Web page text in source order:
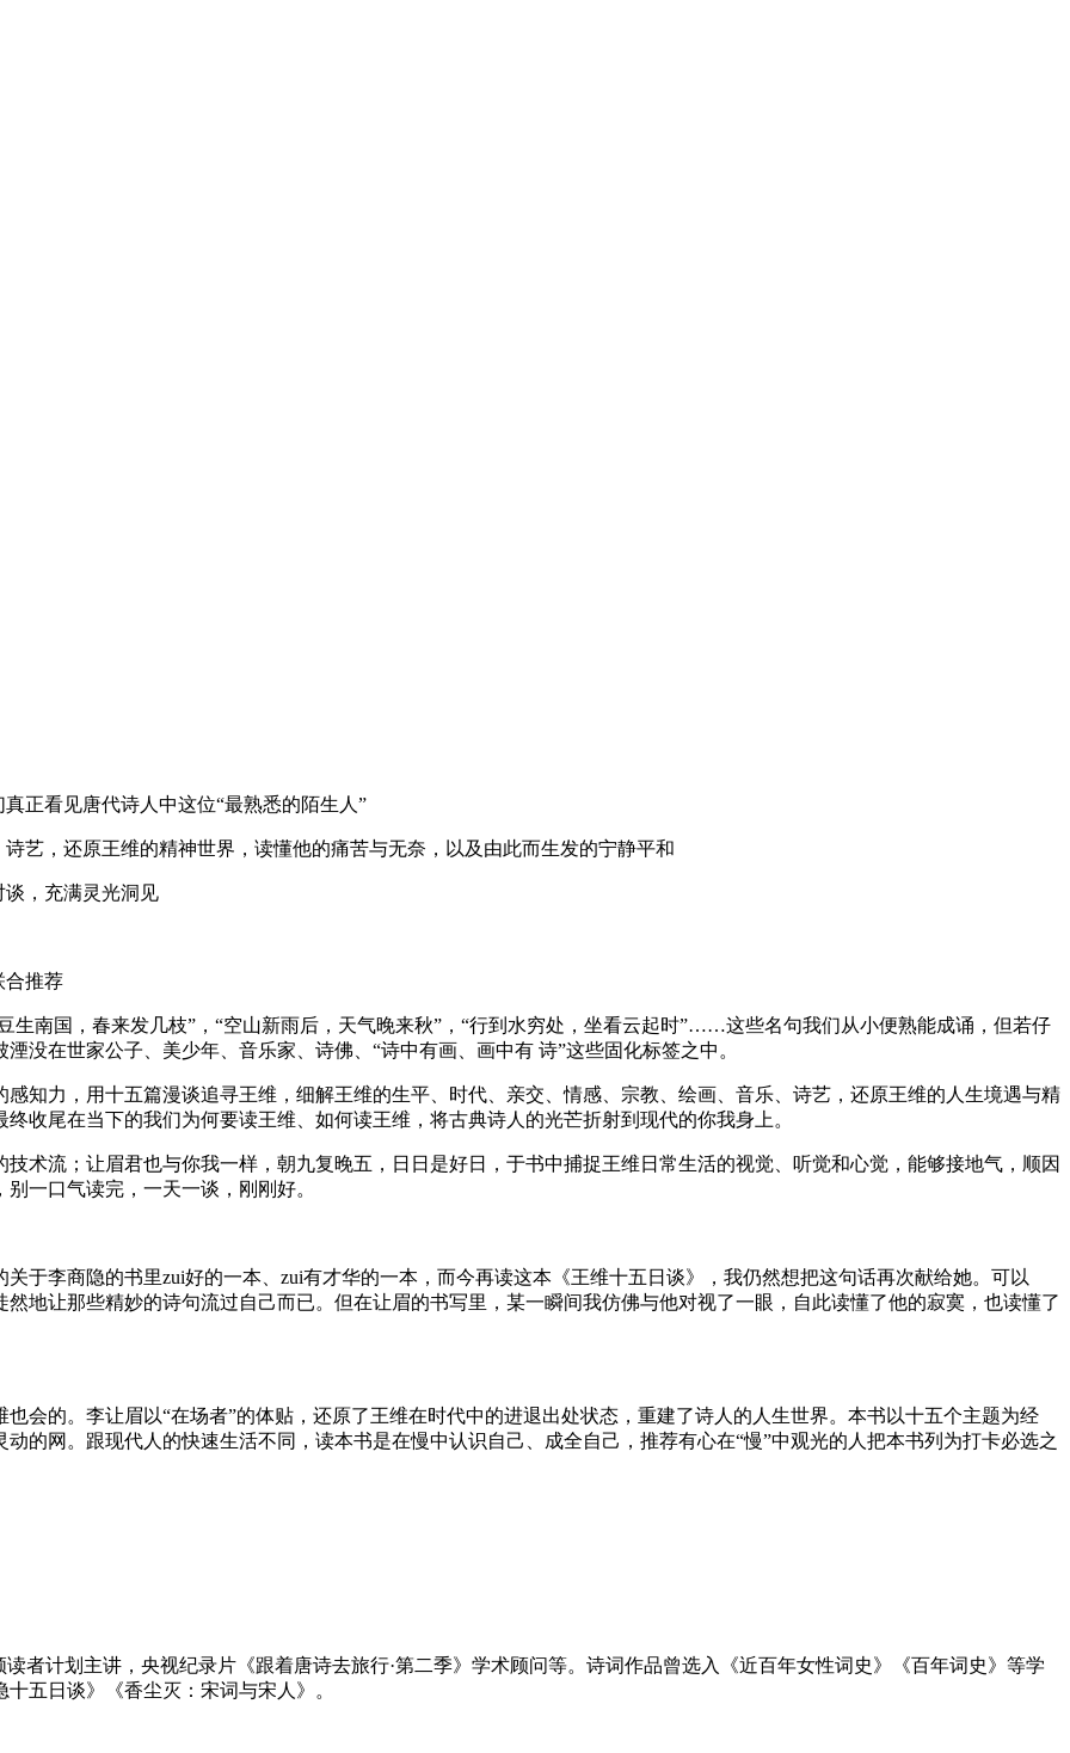
正看见唐代诗人中这位“最熟悉的陌生人”
艺，还原王维的精神世界，读懂他的痛苦与无奈，以及由此而生发的宁静平和
谈，充满灵光洞见
合推荐
生南国，春来发几枝”，“空山新雨后，天气晚来秋”，“行到水穷处，坐看云起时”……这些名句我们从小便熟能成诵，但若仔
没在世家公子、美少年、音乐家、诗佛、“诗中有画、画中有 诗”这些固化标签之中。
知力，用十五篇漫谈追寻王维，细解王维的生平、时代、亲交、情感、宗教、绘画、音乐、诗艺，还原王维的人生境遇与精
尾在当下的我们为何要读王维、如何读王维，将古典诗人的光芒折射到现代的你我身上。
术流；让眉君也与你我一样，朝九复晚五，日日是好日，于书中捕捉王维日常生活的视觉、听觉和心觉，能够接地气，顺因
一口气读完，一天一谈，刚刚好。
于李商隐的书里zui好的一本、zui有才华的一本，而今再读这本《王维十五日谈》，我仍然想把这句话再次献给她。可以
地让那些精妙的诗句流过自己而已。但在让眉的书写里，某一瞬间我仿佛与他对视了一眼，自此读懂了他的寂寞，也读懂了
会的。李让眉以“在场者”的体贴，还原了王维在时代中的进退出处状态，重建了诗人的人生世界。本书以十五个主题为经
的网。跟现代人的快速生活不同，读本书是在慢中认识自己、成全自己，推荐有心在“慢”中观光的人把本书列为打卡必选之
者计划主讲，央视纪录片《跟着唐诗去旅行·第二季》学术顾问等。诗词作品曾选入《近百年女性词史》《百年词史》等学
五日谈》《香尘灭：宋词与宋人》。